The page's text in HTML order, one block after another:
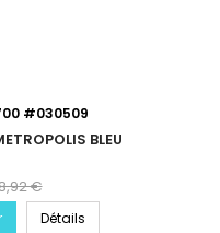
#030509
BLEU
€
Détails